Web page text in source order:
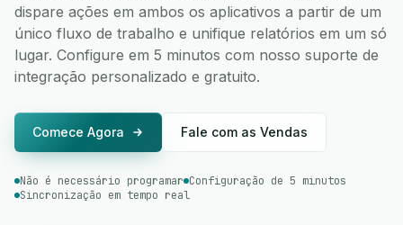
dispare ações em ambos os aplicativos a partir de um
único fluxo de trabalho e unifique relatórios em um só
lugar. Configure em 5 minutos com nosso suporte de
integração personalizado e gratuito.
Comece Agora Fale com as Vendas
Não é necessário programar Configuração de 5 minutos
Sincronização em tempo real